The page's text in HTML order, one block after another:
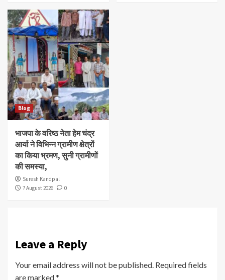
Blog
भाजपा के वरिष्ठ नेता हेम चंद्र
आर्या ने विभिन्न ग्रामीण क्षेत्रों
का किया भ्रमण, सुनी ग्रामीणों
की समस्या,
Suresh Kandpal
7 August 2026
0
Leave a Reply
Your email address will not be published. Required fields
are marked*